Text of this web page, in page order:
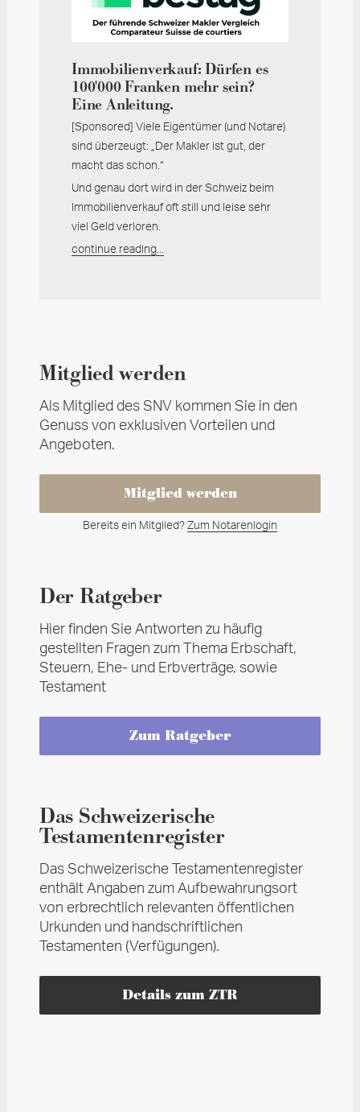
Immobilienverkauf: Dürfen es
100'000 Franken mehr sein?
Eine Anleitung.
[Sponsored] Viele Eigentümer (und Notare)
sind überzeugt: „Der Makler ist gut, der
macht das schon.“
Und genau dort wird in der Schweiz beim
Immobilienverkauf oft still und leise sehr
viel Geld verloren.
continue reading...
Mitglied werden
Als Mitglied des SNV kommen Sie in den
Genuss von exklusiven Vorteilen und
Angeboten.
Mitglied werden
Bereits ein Mitglied? Zum Notarenlogin
Der Ratgeber
Hier finden Sie Antworten zu häufig
gestellten Fragen zum Thema Erbschaft,
Steuern, Ehe- und Erbverträge, sowie
Testament
Zum Ratgeber
Das Schweizerische
Testamentenregister
Das Schweizerische Testamentenregister
enthält Angaben zum Aufbewahrungsort
von erbrechtlich relevanten öffentlichen
Urkunden und handschriftlichen
Testamenten (Verfügungen).
Details zum ZTR